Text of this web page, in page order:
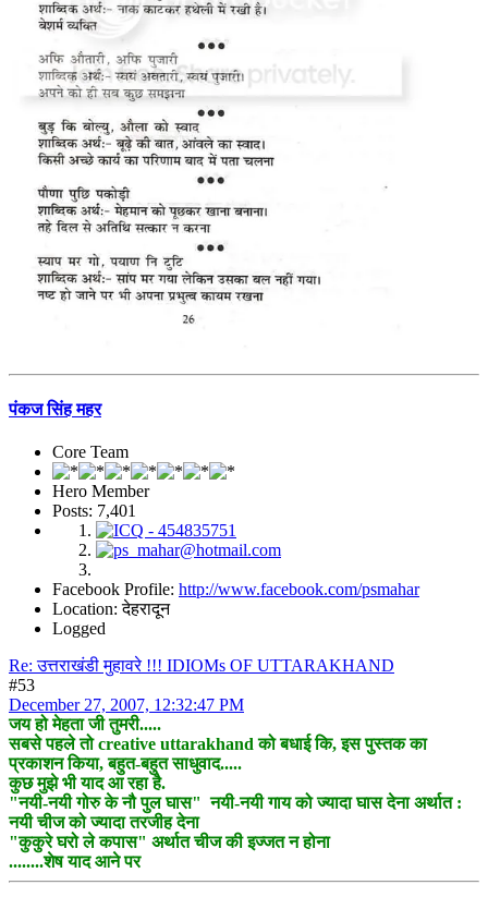
पंकज सिंह महर
Core Team
Hero Member
Posts: 7,401
Facebook Profile: http://www.facebook.com/psmahar
Location: देहरादून
Logged
Re: उत्तराखंडी मुहावरे !!! IDIOMs OF UTTARAKHAND
#53
December 27, 2007, 12:32:47 PM
जय हो मेहता जी तुमरी.....
सबसे पहले तो creative uttarakhand को बधाई कि, इस पुस्तक का
प्रकाशन किया, बहुत-बहुत साधुवाद.....
कुछ मुझे भी याद आ रहा है.
"नयी-नयी गोरु के नौ पुल घास" नयी-नयी गाय को ज्यादा घास देना अर्थात :
नयी चीज को ज्यादा तरजीह देना
"कुकुरे घरो ले कपास" अर्थात चीज की इज्जत न होना
........शेष याद आने पर